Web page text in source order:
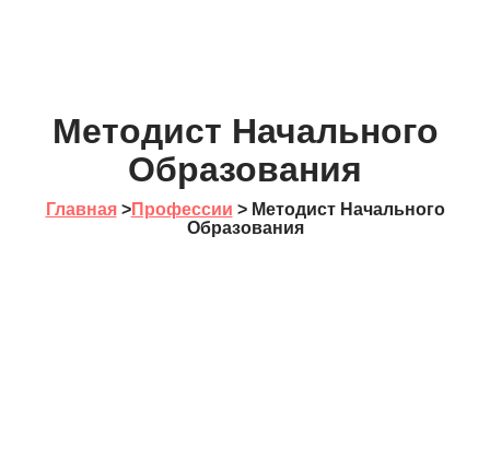
Методист Начального
Образования
Главная>Профессии > Методист Начального
Образования